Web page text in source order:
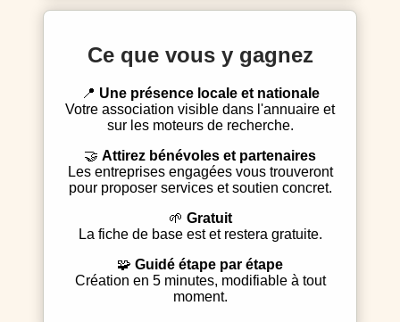
Ce que vous y gagnez
Une présence locale et nationale
Votre association visible dans l'annuaire et
sur les moteurs de recherche.
Attirez bénévoles et partenaires
Les entreprises engagées vous trouveront
pour proposer services et soutien concret.
Gratuit
La fiche de base est et restera gratuite.
Guidé étape par étape
Création en 5 minutes, modifiable à tout
moment.